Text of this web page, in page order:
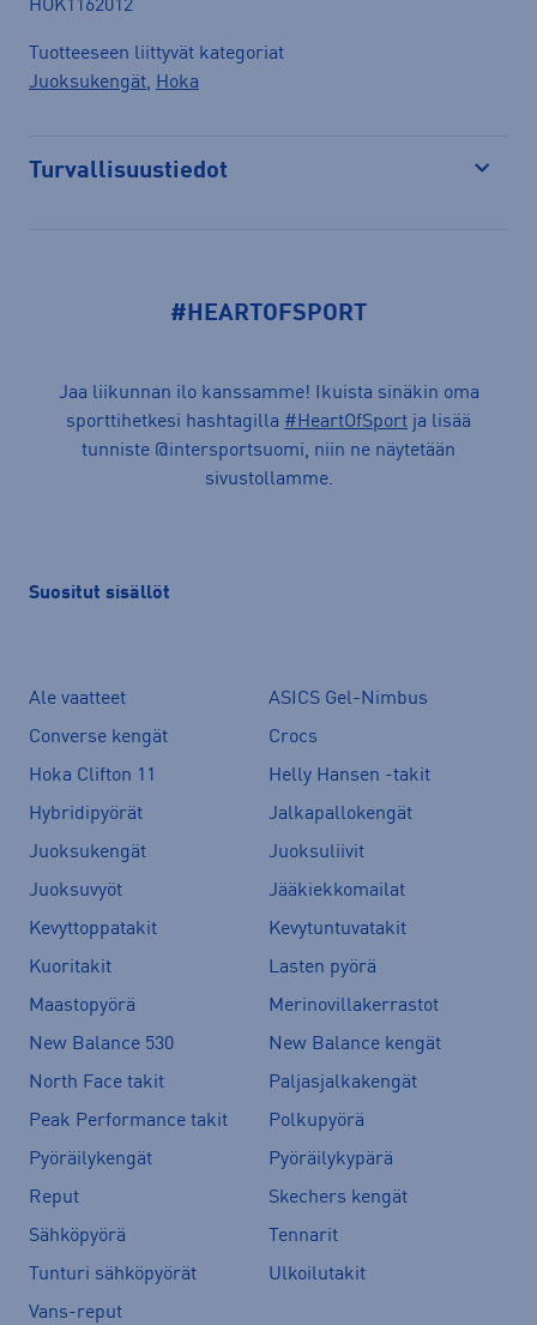
HOK1162012
Tuotteeseen liittyvät kategoriat
Juoksukengät, Hoka
Turvallisuustiedot
#HEARTOFSPORT
Jaa liikunnan ilo kanssamme! Ikuista sinäkin oma
sporttihetkesi hashtagilla #HeartOfSport ja lisää
tunniste @intersportsuomi, niin ne näytetään
sivustollamme.
Suositut sisällöt
Ale vaatteet
ASICS Gel-Nimbus
Converse kengät
Crocs
Hoka Clifton 11
Helly Hansen -takit
Hybridipyörät
Jalkapallokengät
Juoksukengät
Juoksuliivit
Juoksuvyöt
Jääkiekkomailat
Kevyttoppatakit
Kevytuntuvatakit
Kuoritakit
Lasten pyörä
Maastopyörä
Merinovillakerrastot
New Balance 530
New Balance kengät
North Face takit
Paljasjalkakengät
Peak Performance takit
Polkupyörä
Pyöräilykengät
Pyöräilykypärä
Reput
Skechers kengät
Sähköpyörä
Tennarit
Tunturi sähköpyörät
Ulkoilutakit
Vans-reput